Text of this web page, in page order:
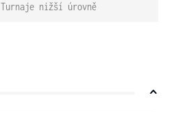
Turnaje nižší úrovně